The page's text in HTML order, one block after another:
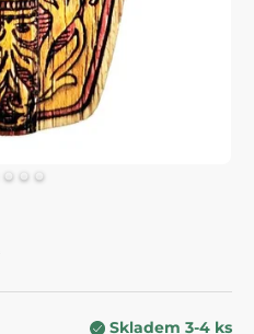
Skladem 3-4 ks